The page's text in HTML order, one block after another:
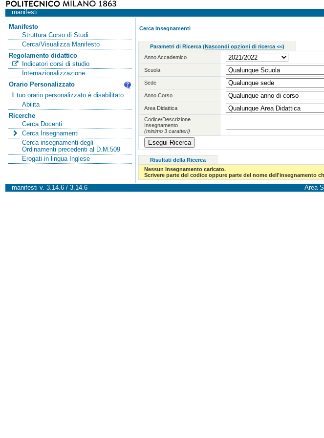
manifesti
Manifesto
Struttura Corso di Studi
Cerca/Visualizza Manifesto
Regolamento didattico
Indicatori corsi di studio
Internazionalizzazione
Orario Personalizzato
Il tuo orario personalizzato è disabilitato
Abilita
Ricerche
Cerca Docenti
Cerca Insegnamenti
Cerca insegnamenti degli
Ordinamenti precedenti al D.M.509
Erogati in lingua Inglese
Cerca Insegnamenti
Parametri di Ricerca (Nascondi opzioni di ricerca <<)
Anno Accademico
Scuola
Sede
Anno Corso
Area Didattica
Codice/Descrizione
Insegnamento
(minimo 3 caratteri)
Risultati della Ricerca
Nessun Insegnamento caricato.
Scrivere parte del codice oppure parte del nome dell'insegnamento
manifesti v. 3.14.6 / 3.14.6 Area